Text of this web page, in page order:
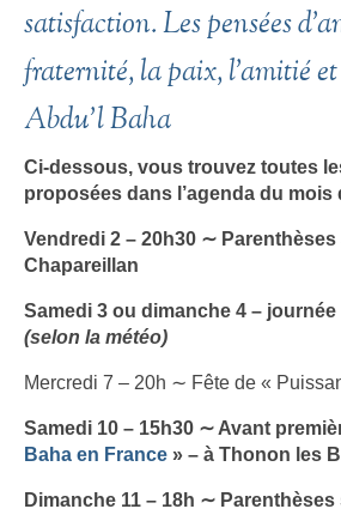
satisfaction. Les pensées
fraternité, la paix, l’amitié
Abdu’l Baha
Ci-dessous, vous trouvez toutes
proposées dans l’agenda du mois
Vendredi 2 – 20h30 ∼
Chapareillan
Samedi 3 ou dimanche 4 – journée
(selon la météo)
Mercredi 7 – 20h ∼ Fête de «
Samedi 10 – 15h30 ∼ Avant
Baha en France » – à Thonon les
Dimanche 11 – 18h ∼